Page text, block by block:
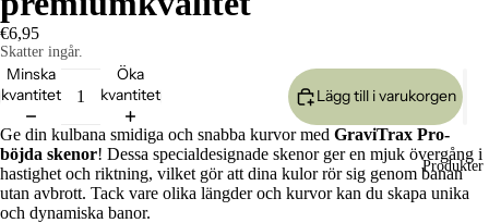
Produkter
€6,95
Skatter ingår.
Minska
kvantitet
Öka
kvantitet
Lägg till i varukorgen
Ge din kulbana smidiga och snabba kurvor med GraviTrax Pro-
böjda skenor! Dessa specialdesignade skenor ger en mjuk övergång i
hastighet och riktning, vilket gör att dina kulor rör sig genom banan
utan avbrott. Tack vare olika längder och kurvor kan du skapa unika
och dynamiska banor.